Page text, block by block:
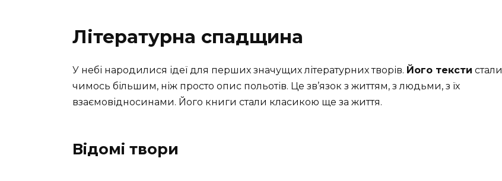
Літературна спадщина
У небі народилися ідеї для перших значущих літературних творів. Його тексти стали
чимось більшим, ніж просто опис польотів. Це зв’язок з життям, з людьми, з їх
взаємовідносинами. Його книги стали класикою ще за життя.
Відомі твори